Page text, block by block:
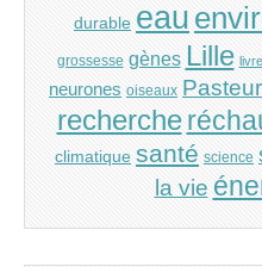
durable eau
grossesse gènes Lille livre
neurones oiseaux Pasteur
recherche
climatique santé science
la vie